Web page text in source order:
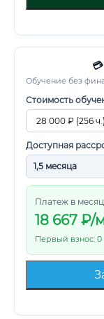
Обучение без
Стоимость
Доступная
Платеж в
18 667 ₽/
Первый взнос: 0